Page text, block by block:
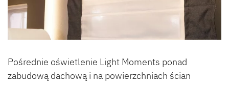
Pośrednie oświetlenie Light Moments ponad
zabudową dachową i na powierzchniach ścian